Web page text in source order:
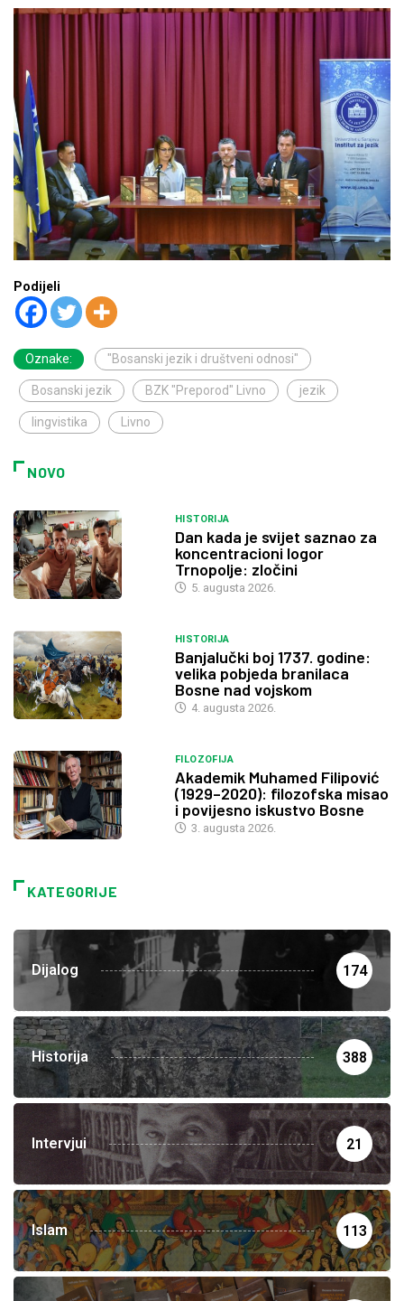
Podijeli
Oznake: "Bosanski jezik i društveni odnosi"
Bosanski jezik BZK "Preporod" Livno jezik
lingvistika Livno
NOVO
HISTORIJA
Dan kada je svijet saznao za
koncentracioni logor
Trnopolje: zločini
5. augusta 2026.
HISTORIJA
Banjalučki boj 1737. godine:
velika pobjeda branilaca
Bosne nad vojskom
4. augusta 2026.
FILOZOFIJA
Akademik Muhamed Filipović
(1929–2020): filozofska misao
i povijesno iskustvo Bosne
3. augusta 2026.
KATEGORIJE
Dijalog 174
Historija 388
Intervjui 21
Islam 113